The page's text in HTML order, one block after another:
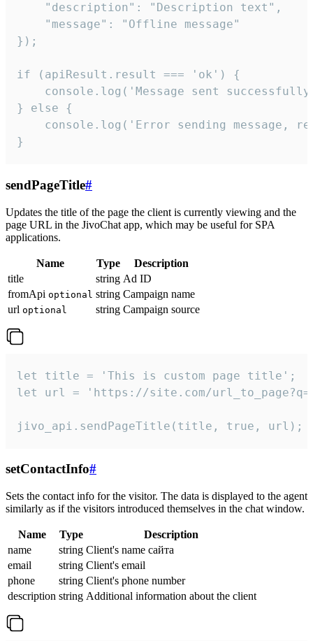
    "description": "Description text",
    "message": "Offline message"
});
if (apiResult.result === 'ok') {
console.log('Message sent
} else {
console.log('Error sending message,
}
sendPageTitle#
Updates the title of the page the client is currently viewing and the
page URL in the JivoChat app, which may be useful for SPA
applications.
Name Type
Description
title
string Ad ID
fromApi optional string Campaign name
url optional string Campaign source
let title = 'This is custom page title';
let url = 'https://site.com/
jivo_api.sendPageTitle(title, true, url);
setContactInfo#
Sets the contact info for the visitor. The data is displayed to the agent
similarly as if the visitors introduced themselves in the chat window.
Name Type
Description
name
string Client's name сайта
email
string Client's email
phone
string Client's phone number
description string Additional information about the client